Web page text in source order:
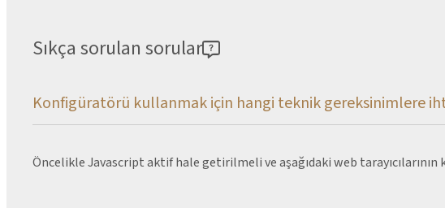
Sıkça sorulan sorular
Konfigüratörü kullanmak için hangi teknik gereksinimlere
Öncelikle Javascript aktif hale getirilmeli ve aşağıdaki web